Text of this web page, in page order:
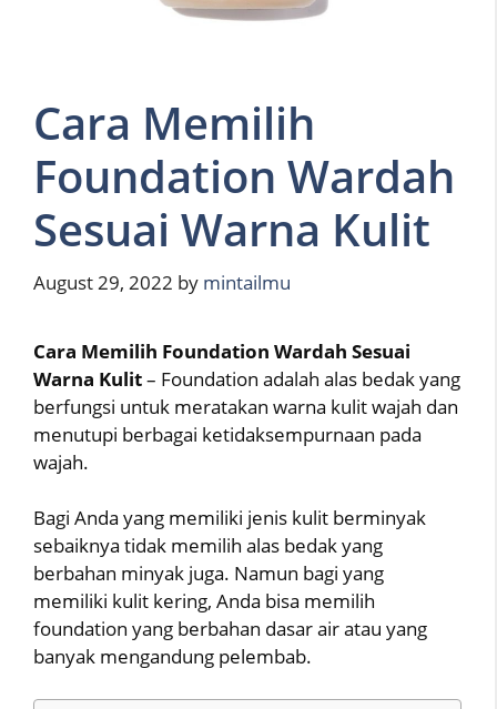
Cara Memilih
Foundation Wardah
Sesuai Warna Kulit
August 29, 2022 by mintailmu
Cara Memilih Foundation Wardah Sesuai
Warna Kulit– Foundation adalah alas bedak yang
berfungsi untuk meratakan warna kulit wajah dan
menutupi berbagai ketidaksempurnaan pada
wajah.
Bagi Anda yang memiliki jenis kulit berminyak
sebaiknya tidak memilih alas bedak yang
berbahan minyak juga. Namun bagi yang
memiliki kulit kering, Anda bisa memilih
foundation yang berbahan dasar air atau yang
banyak mengandung pelembab.